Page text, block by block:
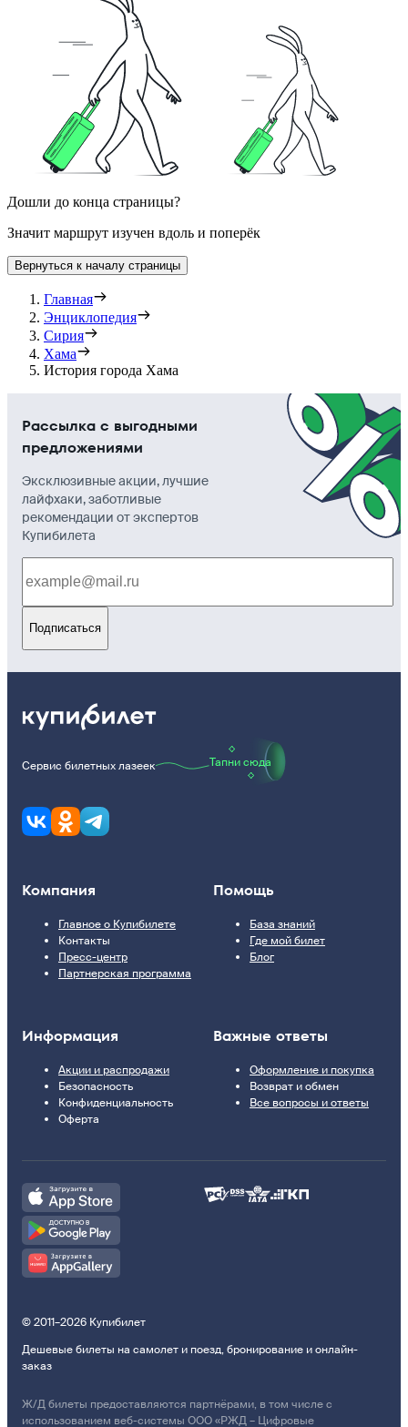
Дошли до конца страницы?
Значит маршрут изучен вдоль и поперёк
Вернуться к началу страницы
Главная
Энциклопедия
Сирия
Хама
История города Хама
Рассылка с выгодными
предложениями
Эксклюзивные акции, лучшие
лайфхаки, заботливые
рекомендации от экспертов
Купибилета
Подписаться
Сервис билетных лазеек Тапни сюда
Компания
Главное о Купибилете
Контакты
Пресс-центр
Партнерская программа
Помощь
База знаний
Где мой билет
Блог
Информация
Акции и распродажи
Безопасность
Конфиденциальность
Оферта
Важные ответы
Оформление и покупка
Возврат и обмен
Все вопросы и ответы
© 2011–2026 Купибилет
Дешевые билеты на самолет и поезд, бронирование и онлайн-
заказ
Ж/Д билеты предоставляются партнёрами, в том числе с
использованием веб-системы ООО «РЖД – Цифровые